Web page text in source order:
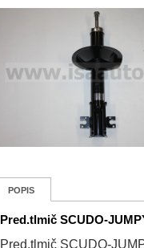
POPIS
Pred.tlmič SCUDO-
Pred.tlmič SCUDO-